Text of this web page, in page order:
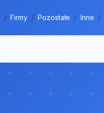
Firmy Pozostałe Inne